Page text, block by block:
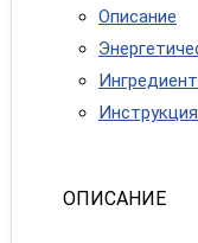
Описание
ОПИСАНИЕ